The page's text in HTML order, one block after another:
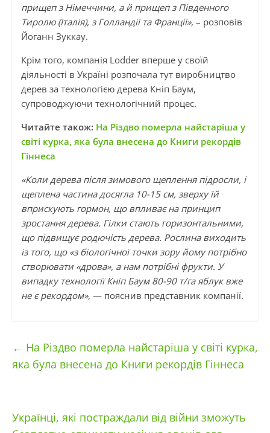
прищеп з Німеччини, а й прищеп з Південного
Тиролю (Італія), з Голландії та Франції», – розповів
Йоганн Зуккау.
Крім того, компанія Lodder вперше у своїй
діяльності в Україні розпочала тут виробництво
дерев за технологією дерева Кніп Баум,
супроводжуючи технологічний процес.
Читайте також: На Різдво померла найстаріша у
світі курка, яка була внесена до Книги рекордів
Гіннеса
«Коли дерева після зимового щеплення підросли, і
щеплена частина досягла 10-15 см, зверху їй
вприскують гормон, що впливає на принцип
зростання дерева. Гілки стають горизонтальними,
що підвищує родючість дерева. Рослина виходить
із того, що «з біологічної точки зору йому потрібно
створювати «дрова», а нам потрібні фрукти. У
випадку технології Кніп Баум 80-90 т/га яблук вже
не є рекордом», — пояснив представник компанії.
← На Різдво померла найстаріша у світі курка,
яка була внесена до Книги рекордів Гіннеса
Українці, які постраждали від війни зможуть